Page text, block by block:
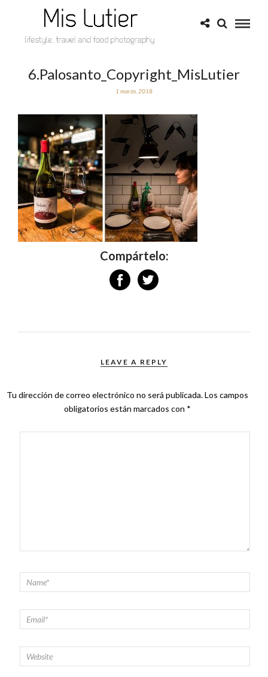
6.Palosanto_Copyright_MisLutier
1 marzo, 2018
Compártelo:
LEAVE A REPLY
Tu dirección de correo electrónico no será publicada.Los campos
obligatorios están marcados con *